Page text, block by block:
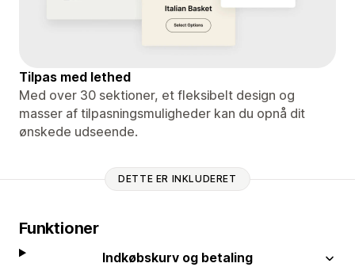
Tilpas med lethed
Med over 30 sektioner, et fleksibelt design og
masser af tilpasningsmuligheder kan du opnå dit
ønskede udseende.
DETTE ER INKLUDERET
Funktioner
Indkøbskurv og betaling